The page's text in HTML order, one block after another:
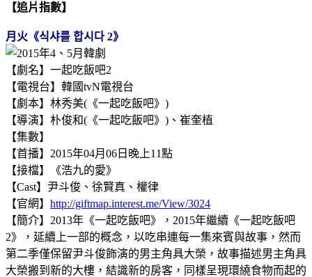
【追片指數】
月 火《식샤를 합시다 2》
【劇名】一起吃飯吧2
【電視台】韓國tvN電視台
【劇本】林秀美(《一起吃飯吧》)
【導演】朴俊和(《一起吃飯吧》) 、崔奎植
【集數】
【首播】2015年04月06日晚上11點
【接檔】《浩九的愛》
【Cast】尹斗俊、徐賢真、權律
【官網】 http://giftmap.interest.me/View/3024
【簡介】2013年《一起吃飯吧》，2015年繼續《一起吃飯吧
2》，延續上一部的概念，以吃串連每一集來賓與故事，然而
第二季僅保留尹斗俊飾演的男主角具大榮，故事描述男主角具
大榮搬到新的大樓，結識新的房客，同樣呈現環繞食物而起的